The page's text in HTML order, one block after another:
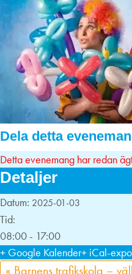
Dela detta
Detta evenemang har redan
Detaljer
Datum: 2025-01-03
Tid:
08:00 - 17:00
+ Google Kalender+ iCal-
« Barnens trafikskola –